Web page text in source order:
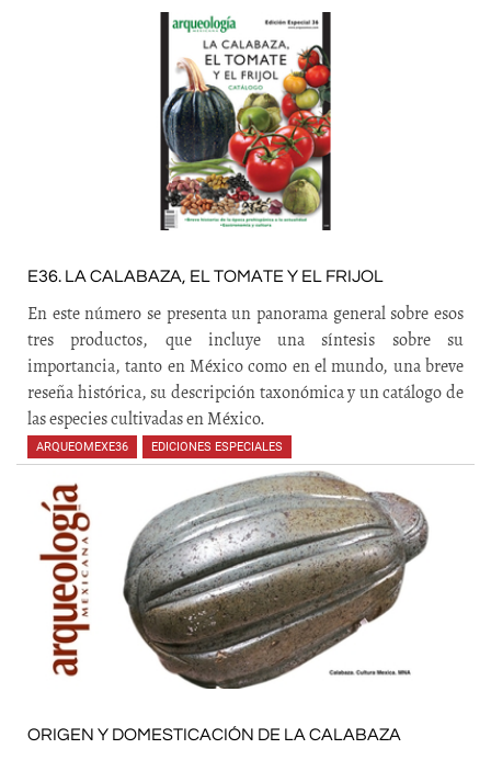
E36. LA CALABAZA, EL TOMATE Y EL FRIJOL
En este número se presenta un panorama general sobre esos
tres productos, que incluye una síntesis sobre su
importancia, tanto en México como en el mundo, una breve
reseña histórica, su descripción taxonómica y un catálogo de
las especies cultivadas en México.
ARQUEOMEXE36 EDICIONES ESPECIALES
ORIGEN Y DOMESTICACIÓN DE LA CALABAZA